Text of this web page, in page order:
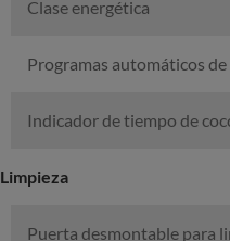
Clase energética
Programas automáticos de
Indicador de tiempo de
Limpieza
Puerta desmontable para